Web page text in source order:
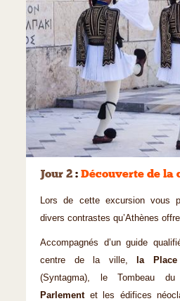
Jour 2 : Découverte de la
Lors de cette excursion vous
divers contrastes qu’Athènes
Accompagnés d’un guide
centre de la ville,
la
(Syntagma), le Tombeau
Parlementet les édifices